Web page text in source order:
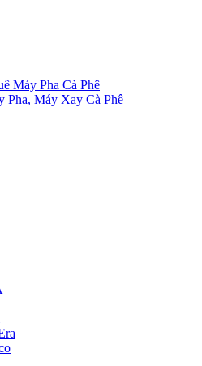
Máy Pha Cà Phê
Pha, Máy Xay Cà Phê